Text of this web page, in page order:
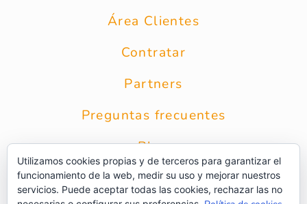
Área Clientes
Contratar
Partners
Preguntas frecuentes
Blog
Contacto
Utilizamos cookies propias y de terceros para garantizar el
funcionamiento de la web, medir su uso y mejorar nuestros
servicios. Puede aceptar todas las cookies, rechazar las no